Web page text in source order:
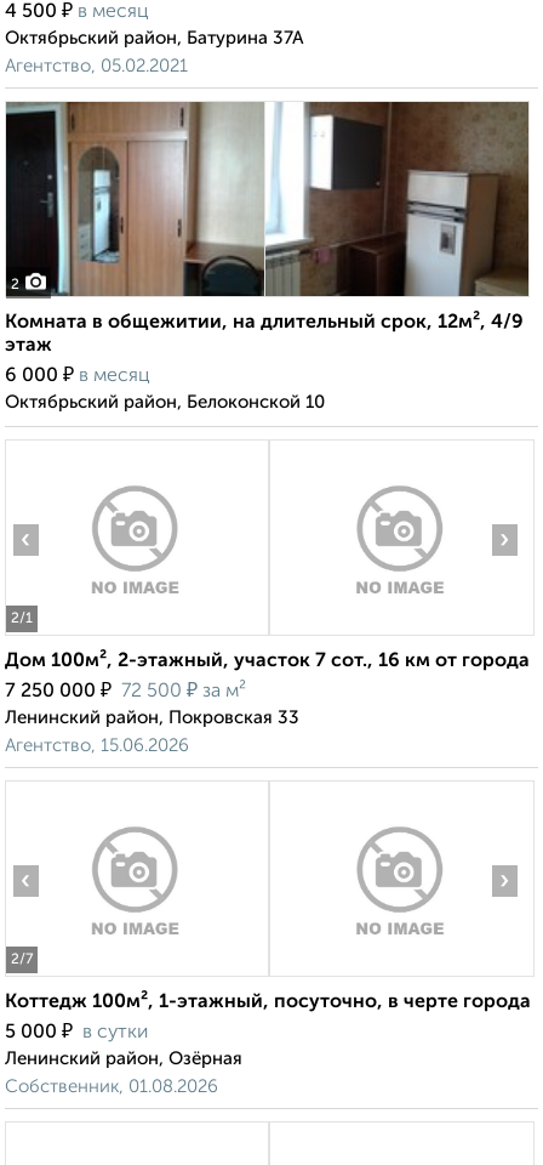
4 500 ₽ в месяц
Октябрьский район, Батурина 37А
Агентство, 05.02.2021
2
Комната в общежитии, на длительный срок, 12м², 4/9
этаж
6 000 ₽ в месяц
Октябрьский район, Белоконской 10
2/1
‹ ›
Дом 100м², 2-этажный, участок 7 сот., 16 км от города
7 250 000 ₽ 72 500 ₽ за м²
Ленинский район, Покровская 33
Агентство, 15.06.2026
2/7
‹ ›
Коттедж 100м², 1-этажный, посуточно, в черте города
5 000 ₽ в сутки
Ленинский район, Озёрная
Собственник, 01.08.2026